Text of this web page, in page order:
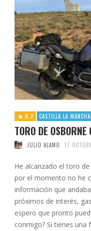
6.2 CASTILLA LA MANCHA
TORO DE
JULIO ALAMO 17
He alcanzado el toro
por el momento no he
información que
próximos de interés,
espero que pronto
conmigo? Si tienes